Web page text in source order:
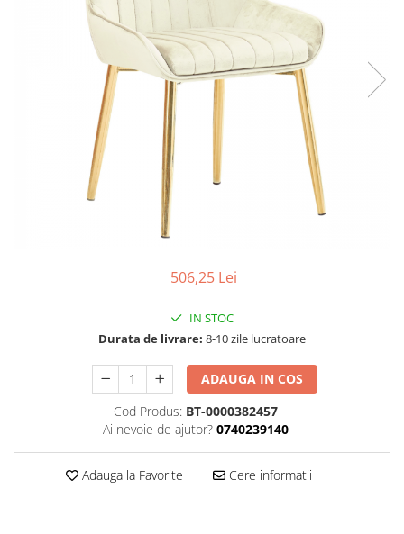
Set mobilier Living
Seturi masa +scaune dining
Seturi dormitoare complete
Suporturi saltea/Somiere/Gratii
506,25 Lei
IN STOC
Durata de livrare: 8-10 zile lucratoare
ADAUGA IN COS
Cod Produs: BT-0000382457
Ai nevoie de ajutor? 0740239140
Adauga la Favorite Cere informatii